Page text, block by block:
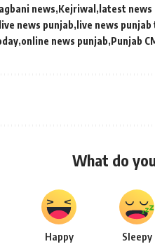
news Kejriwal latest
live news punjab live news
online news punjab Punjab
What do
Happy Sleepy